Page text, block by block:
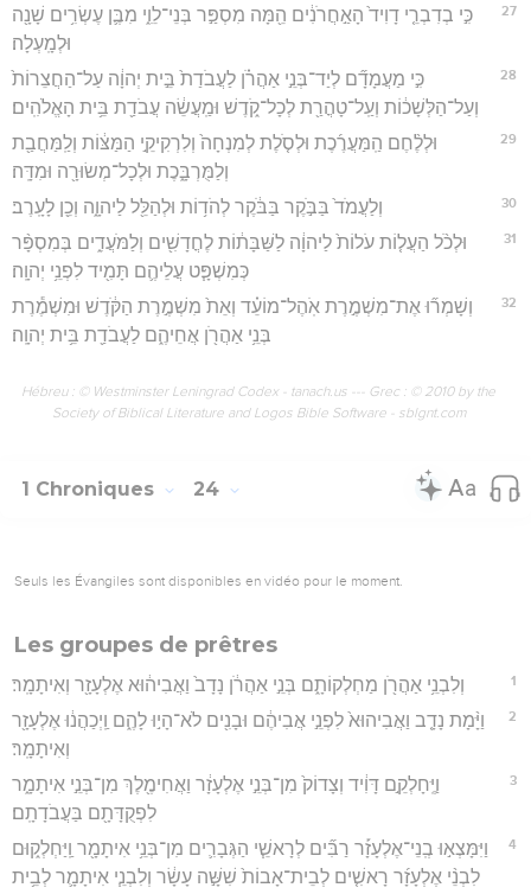
27
כִּ֣י בְדִבְרֵ֤י דָוִיד֙ הָאַ֣חֲרֹנִ֔ים הֵ֖מָּה מִסְפַּ֣ר בְּנֵי־לֵוִ֑י מִבֶּ֛ן עֶשְׂרִ֥ים שָׁנָ֖ה
וּלְמָֽעְלָה׃
28
כִּ֣י מַעֲמָדָ֞ם לְיַד־בְּנֵ֣י אַהֲרֹ֗ן לַעֲבֹדַת֙ בֵּ֣ית יְהוָ֔ה עַל־הַחֲצֵרוֹת֙
וְעַל־הַלְּשָׁכ֔וֹת וְעַֽל־טָהֳרַ֖ת לְכָל־קֹ֑דֶשׁ וּמַֽעֲשֵׂ֔ה עֲבֹדַ֖ת בֵּ֥ית הָאֱלֹהִֽים׃
29
וּלְלֶ֨חֶם הַֽמַּעֲרֶ֜כֶת וּלְסֹ֤לֶת לְמִנְחָה֙ וְלִרְקִיקֵ֣י הַמַּצּ֔וֹת וְלַֽמַּחֲבַ֖ת
וְלַמֻּרְבָּ֑כֶת וּלְכָל־מְשׂוּרָ֖ה וּמִדָּֽה׃
30 וְלַעֲמֹד֙ בַּבֹּ֣קֶר בַּבֹּ֔קֶר לְהֹד֥וֹת וּלְהַלֵּ֖ל לַיהוָ֑ה וְכֵ֖ן לָעָֽרֶב׃
31
וּלְכֹ֨ל הַעֲל֤וֹת עֹלוֹת֙ לַיהוָ֔ה לַשַּׁבָּת֔וֹת לֶחֳדָשִׁ֖ים וְלַמֹּעֲדִ֑ים בְּמִסְפָּ֨ר
כְּמִשְׁפָּ֧ט עֲלֵיהֶ֛ם תָּמִ֖יד לִפְנֵ֥י יְהוָֽה׃
32
וְשָׁמְר֞וּ אֶת־מִשְׁמֶ֣רֶת אֹֽהֶל־מוֹעֵ֗ד וְאֵת֙ מִשְׁמֶ֣רֶת הַקֹּ֔דֶשׁ וּמִשְׁמֶ֕רֶת
בְּנֵ֥י אַהֲרֹ֖ן אֲחֵיהֶ֑ם לַעֲבֹדַ֖ת בֵּ֥ית יְהוָֽה׃
Hébreu : © Westminster Leningrad Codex - tanach.us --- Grec : © 2010 by the
Society of Biblical Literature and Logos Bible Software - sblgnt.com
1 Chroniques 24
Seuls les Évangiles sont disponibles en vidéo pour le moment.
Les groupes de prêtres
1 וְלִבְנֵ֥י אַהֲרֹ֖ן מַחְלְקוֹתָ֑ם בְּנֵ֣י אַהֲרֹ֔ן נָדָב֙ וַאֲבִיה֔וּא אֶלְעָזָ֖ר וְאִיתָמָֽר׃
2
וַיָּ֨מָת נָדָ֤ב וַאֲבִיהוּא֙ לִפְנֵ֣י אֲבִיהֶ֔ם וּבָנִ֖ים לֹא־הָי֣וּ לָהֶ֑ם וַֽיְכַהֲנ֔וּ אֶלְעָזָ֖ר
וְאִיתָמָֽר׃
3
וַיֶּֽחָלְקֵ֣ם דָּוִ֔יד וְצָדוֹק֙ מִן־בְּנֵ֣י אֶלְעָזָ֔ר וַאֲחִימֶ֖לֶךְ מִן־בְּנֵ֣י אִיתָמָ֑ר
לִפְקֻדָּתָ֖ם בַּעֲבֹדָתָֽם׃
4
וַיִּמָּצְא֣וּ בְֽנֵי־אֶלְעָזָ֡ר רַבִּ֞ים לְרָאשֵׁ֧י הַגְּבָרִ֛ים מִן־בְּנֵ֥י אִיתָמָ֖ר וַֽיַּחְלְק֑וּם
לִבְנֵ֨י אֶלְעָזָ֜ר רָאשִׁ֤ים לְבֵית־אָבוֹת֙ שִׁשָּׁ֣ה עָשָׂ֔ר וְלִבְנֵ֧י אִיתָמָ֛ר לְבֵ֥ית